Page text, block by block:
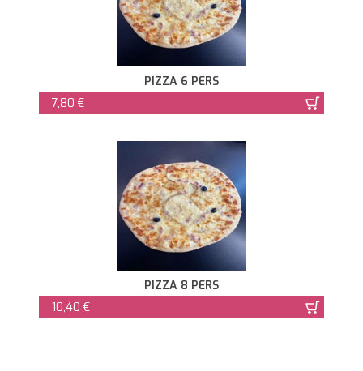
PIZZA 6 PERS
7,80 €
PIZZA 8 PERS
10,40 €